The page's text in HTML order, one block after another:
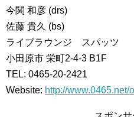
今関 和彦 (drs)
佐藤 貴久 (bs)
ライブラウンジ スパッツ
小田原市 栄町2-4-3 B1F
TEL: 0465-20-2421
Website: http://www.0465.net/